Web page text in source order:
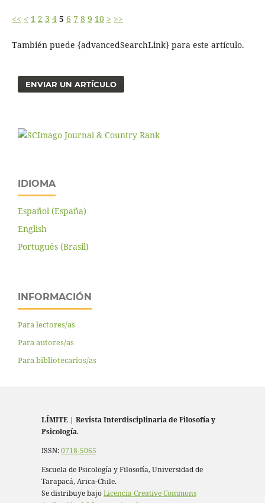
<< < 1 2 3 4 5 6 7 8 9 10 > >>
También puede {advancedSearchLink} para este artículo.
ENVIAR UN ARTÍCULO
IDIOMA
Español (España)
English
Português (Brasil)
INFORMACIÓN
Para lectores/as
Para autores/as
Para bibliotecarios/as
LÍMITE | Revista Interdisciplinaria de Filosofía y
Psicología.
ISSN:0718-5065
Escuela de Psicología y Filosofía, Universidad de
Tarapacá, Arica-Chile.
Se distribuye bajoLicencia Creative Commons